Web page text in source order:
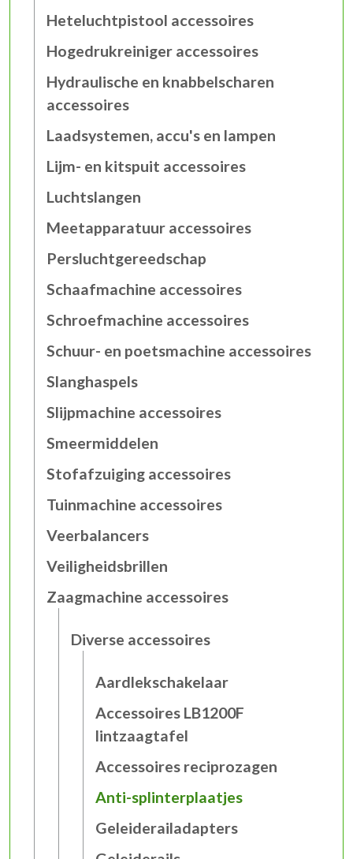
Heteluchtpistool accessoires
Hogedrukreiniger accessoires
Hydraulische en knabbelscharen
accessoires
Laadsystemen, accu's en lampen
Lijm- en kitspuit accessoires
Luchtslangen
Meetapparatuur accessoires
Persluchtgereedschap
Schaafmachine accessoires
Schroefmachine accessoires
Schuur- en poetsmachine accessoires
Slanghaspels
Slijpmachine accessoires
Smeermiddelen
Stofafzuiging accessoires
Tuinmachine accessoires
Veerbalancers
Veiligheidsbrillen
Zaagmachine accessoires
Diverse accessoires
Aardlekschakelaar
Accessoires LB1200F
lintzaagtafel
Accessoires reciprozagen
Anti-splinterplaatjes
Geleiderailadapters